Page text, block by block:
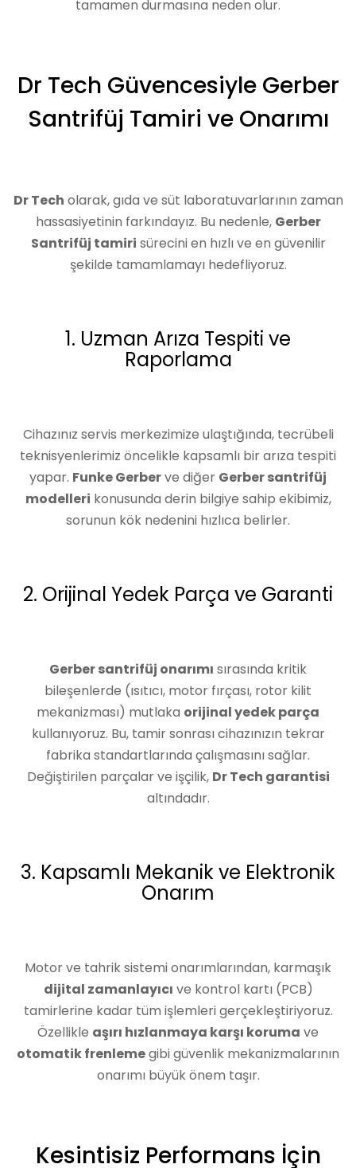
tamamen durmasına neden olur.
Dr Tech Güvencesiyle Gerber
Santrifüj Tamiri ve Onarımı
Dr Tech olarak, gıda ve süt laboratuvarlarının zaman
hassasiyetinin farkındayız. Bu nedenle, Gerber
Santrifüj tamiri sürecini en hızlı ve en güvenilir
şekilde tamamlamayı hedefliyoruz.
1. Uzman Arıza Tespiti ve
Raporlama
Cihazınız servis merkezimize ulaştığında, tecrübeli
teknisyenlerimiz öncelikle kapsamlı bir arıza tespiti
yapar. Funke Gerberve diğer Gerber santrifüj
modelleri konusunda derin bilgiye sahip ekibimiz,
sorunun kök nedenini hızlıca belirler.
2. Orijinal Yedek Parça ve Garanti
Gerber santrifüj onarımı sırasında kritik
bileşenlerde (ısıtıcı, motor fırçası, rotor kilit
mekanizması) mutlaka orijinal yedek parça
kullanıyoruz. Bu, tamir sonrası cihazınızın tekrar
fabrika standartlarında çalışmasını sağlar.
Değiştirilen parçalar ve işçilik, Dr Tech garantisi
altındadır.
3. Kapsamlı Mekanik ve Elektronik
Onarım
Motor ve tahrik sistemi onarımlarından, karmaşık
dijital zamanlayıcı ve kontrol kartı (PCB)
tamirlerine kadar tüm işlemleri gerçekleştiriyoruz.
Özellikle aşırı hızlanmaya karşı koruma ve
otomatik frenlemegibi güvenlik mekanizmalarının
onarımı büyük önem taşır.
Kesintisiz Performans İçin